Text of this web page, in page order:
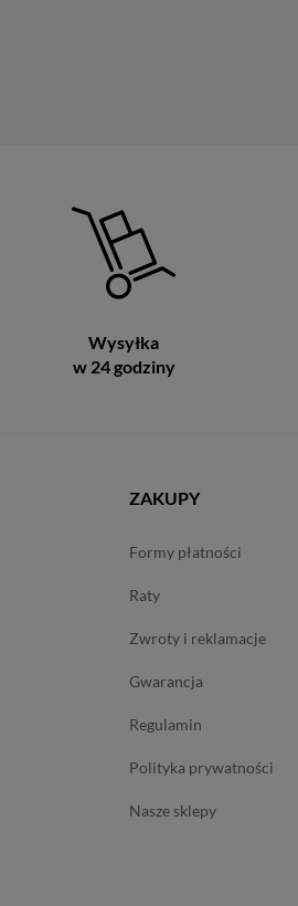
Wysyłka
w 24 godziny
ZAKUPY
formy płatności
raty
zwroty i reklamacje
gwarancja
regulamin
polityka prywatności
nasze sklepy